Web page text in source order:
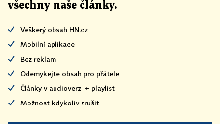
všechny naše články.
Veškerý obsah HN.cz
Mobilní aplikace
Bez reklam
Odemykejte obsah pro přátele
Články v audioverzi + playlist
Možnost kdykoliv zrušit